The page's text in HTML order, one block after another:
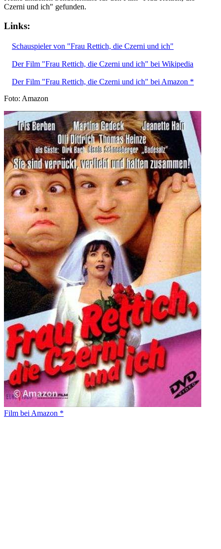
Czerni und ich" gefunden.
Links:
Schauspieler von "Frau Rettich, die Czerni und ich"
Der Film "Frau Rettich, die Czerni und ich" bei Wikipedia
Der Film "Frau Rettich, die Czerni und ich" bei Amazon *
Foto: Amazon
Film bei Amazon *